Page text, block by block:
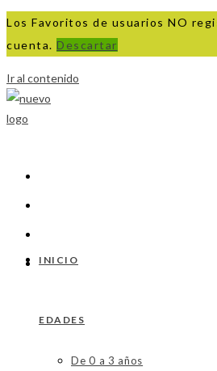
Los Favoritos de usuarios NO
cuenta. Descartar
Ir al contenido
INICIO
EDADES
De 0 a 3 años